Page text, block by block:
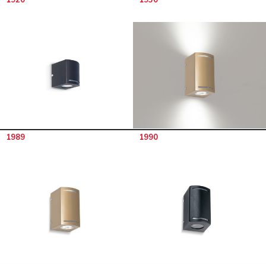
1989 1990